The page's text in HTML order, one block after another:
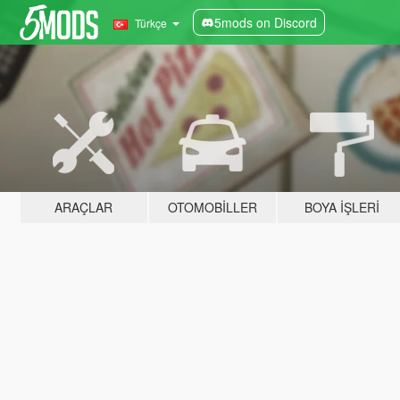
Türkçe 5mods on Discord
ARAÇLAR OTOMOBILLER BOYA İŞLERI